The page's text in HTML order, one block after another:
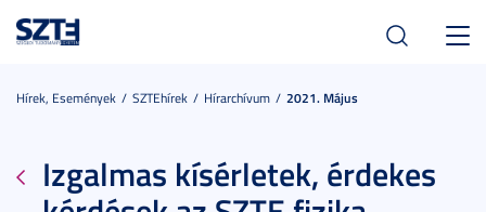
Hírek, Események SZTEhírek Hírarchívum 2021. Május
Izgalmas kísérletek, érdekes